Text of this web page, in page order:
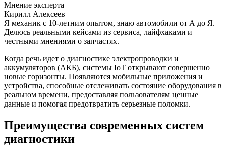
Мнение эксперта
Кирилл Алексеев
Я механик с 10-летним опытом, знаю автомобили от А до Я.
Делюсь реальными кейсами из сервиса, лайфхаками и
честными мнениями о запчастях.
Когда речь идет о диагностике электропроводки и
аккумуляторов (АКБ), системы IoT открывают совершенно
новые горизонты. Появляются мобильные приложения и
устройства, способные отслеживать состояние оборудования в
реальном времени, предоставляя пользователям ценные
данные и помогая предотвратить серьезные поломки.
Преимущества современных систем
диагностики